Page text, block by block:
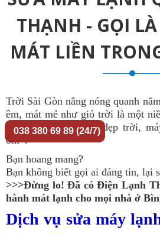
THẠNH - GỌI
MÁT LIỀN
Trời Sài Gòn nắng nóng quanh
êm, mát mẻ như gió trời là một
Nhưng rồi một ngày đẹp trời,
ốm”!
Bạn hoang mang?
Bạn không biết gọi ai đáng tin, lại
>>>Đừng lo! Đã có Điện Lạnh
hành mát lạnh cho mọi nhà ở
Dịch vụ sửa máy
038 380 69 89 (24/7)